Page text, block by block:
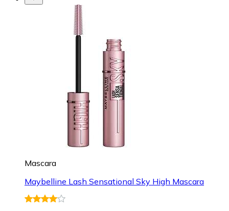
Mascara
Maybelline Lash Sensational Sky High Mascara